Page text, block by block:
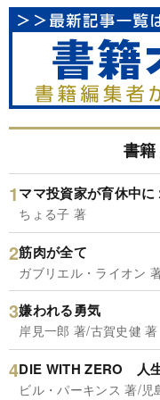
書
ママ投資家が育休中
ちょる子 著
筋肉が全て
ガブリエル・ライオン
嫌われる勇気
岸見一郎 著/古賀史健 著
DIE WITH ZERO 人
ビル・パーキンス 著/児